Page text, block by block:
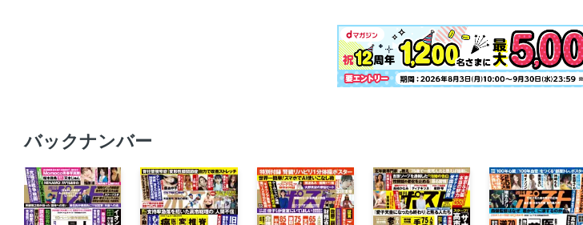
生活習慣病「薬の
がん 過剰な治療
目 白内障、老眼は
大前研一「『ビジ
井沢元彦「逆説の
垣根涼介「蜻蛉の夏
バックナンバー